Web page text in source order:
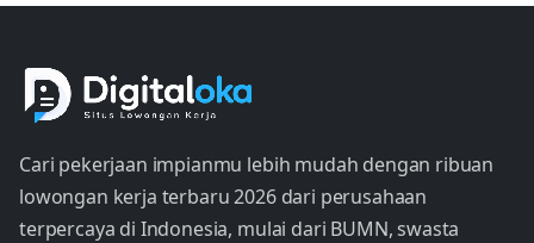
Cari pekerjaan impianmu lebih mudah dengan ribuan
lowongan kerja terbaru 2026 dari perusahaan
terpercaya di Indonesia, mulai dari BUMN, swasta